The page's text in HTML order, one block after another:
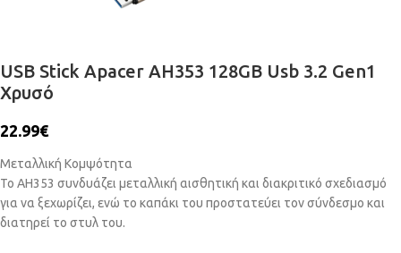
USB Stick Apacer AH353 128GB Usb 3.2 Gen1
Χρυσό
22.99€
Μεταλλική Κομψότητα
Το AH353 συνδυάζει μεταλλική αισθητική και διακριτικό σχεδιασμό
για να ξεχωρίζει, ενώ το καπάκι του προστατεύει τον σύνδεσμο και
διατηρεί το στυλ του.